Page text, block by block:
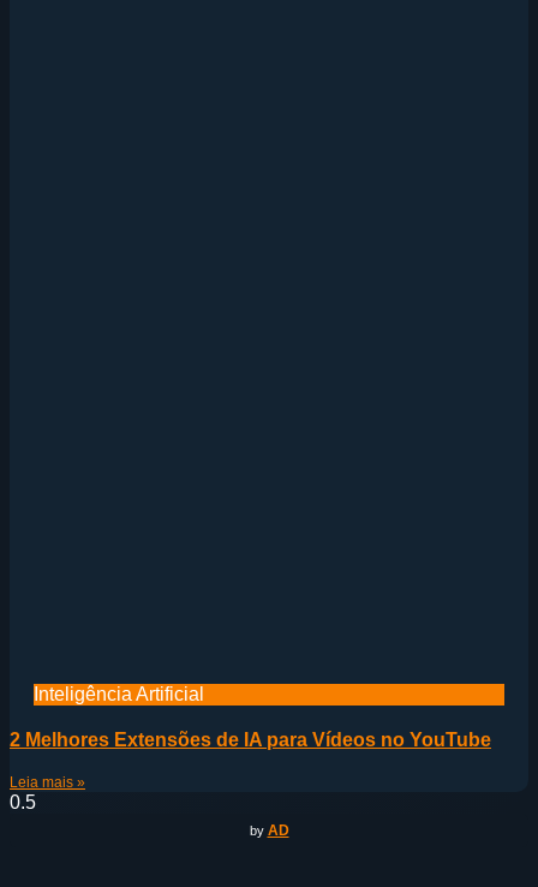
Inteligência Artificial
2 Melhores Extensões de IA para Vídeos no YouTube
Leia mais »
by AD